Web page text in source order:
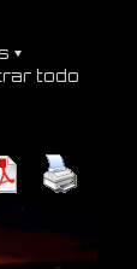
todo